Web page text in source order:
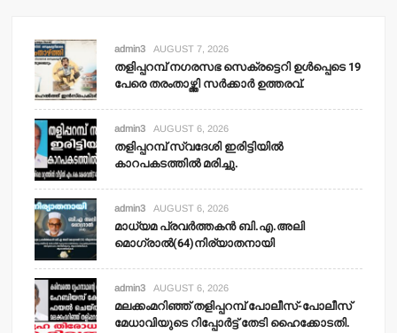
admin3 AUGUST 7, 2026
തളിപ്പറമ്പ് നഗരസഭ സെക്രട്ടെറി ഉള്‍പ്പെടെ 19
പേരെ തരംതാഴ്ത്തി സര്‍ക്കാര്‍ ഉത്തരവ്.
admin3 AUGUST 6, 2026
തളിപ്പറമ്പ് സ്വദേശി ഇരിട്ടിയില്‍
കാറപകടത്തില്‍ മരിച്ചു.
admin3 AUGUST 6, 2026
മാധ്യമ പ്രവര്‍ത്തകന്‍ ബി.എ.അലി
മൊഗ്രാല്‍(64)നിര്യാതനായി
admin3 AUGUST 6, 2026
മലക്കംമറിഞ്ഞ് തളിപ്പറമ്പ് പോലീസ്-പോലീസ്
മേധാവിയുടെ റിപ്പോര്‍ട്ട് തേടി ഹൈക്കോടതി.